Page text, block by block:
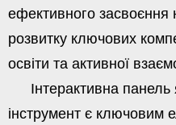
ефективного засвоєння
розвитку ключових
освіти та активної
Інтерактивна панель
інструмент є ключовим